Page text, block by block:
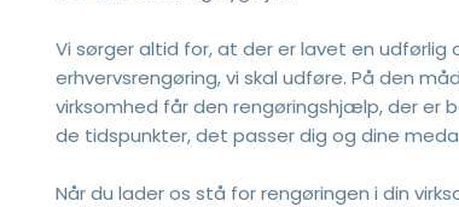
Vi sørger altid for, at der er lavet en
erhvervsrengøring, vi skal udføre. På den
virksomhed får den rengøringshjælp, der er
de tidspunkter, det passer dig og dine
Når du lader os stå for rengøringen i din